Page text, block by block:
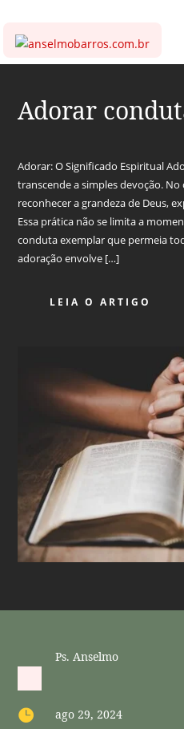
Adorar
Adorar: O Significado Espiritual
transcende a simples devoção.
reconhecer a grandeza de Deus,
Essa prática não se limita a
conduta exemplar que permeia
adoração envolve […]
LEIA O ARTIGO
Ps. Anselmo
 ago 29, 2024